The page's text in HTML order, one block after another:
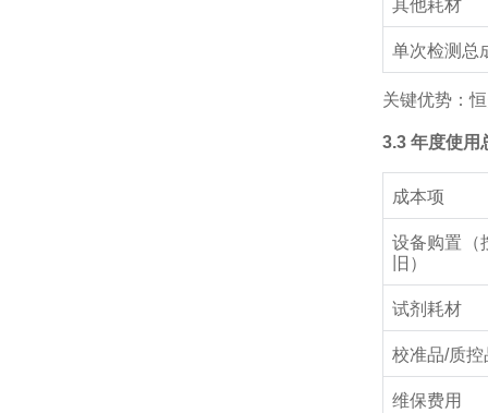
其他耗材
单次检测总
关键优势：
3.3 年度使用
成本项
设备购置（
旧）
试剂耗材
校准品/质控
维保费用